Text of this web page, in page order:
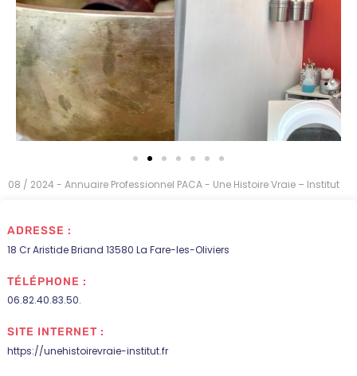
08 / 2024 - Annuaire Professionnel PACA - Une Histoire Vraie – Institut
ADRESSE :
18 Cr Aristide Briand 13580 La Fare-les-Oliviers
TÉLÉPHONE :
06.82.40.83.50.
SITE INTERNET :
https://unehistoirevraie-institut.fr